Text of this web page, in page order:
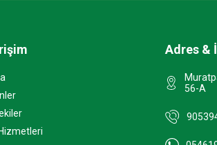
Adres &
56-A